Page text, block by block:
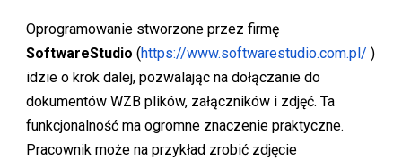
Oprogramowanie stworzone przez firmę
SoftwareStudio (https://www.softwarestudio.com.pl/)
idzie o krok dalej, pozwalając na dołączanie do
dokumentów WZB plików, załączników i zdjęć. Ta
funkcjonalność ma ogromne znaczenie praktyczne.
Pracownik może na przykład zrobić zdjęcie